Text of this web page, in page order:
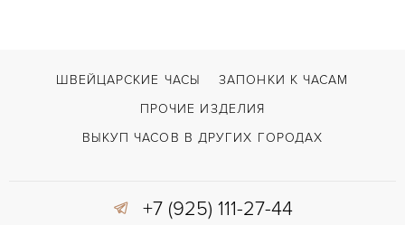
Двойной сложности застежка
ШВЕЙЦАРСКИЕ ЧАСЫ
ЗАПОНКИ К ЧАСАМ
ПРОЧИЕ ИЗДЕЛИЯ
ВЫКУП ЧАСОВ В ДРУГИХ ГОРОДАХ
+7 (925) 111-27-44